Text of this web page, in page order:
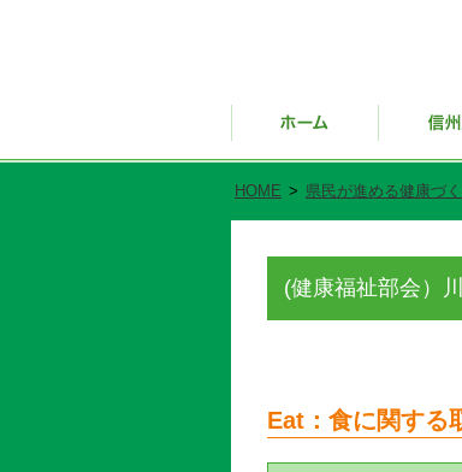
HOME > 県民が進める健康づく
(健康福祉部会）
Eat：食に関する